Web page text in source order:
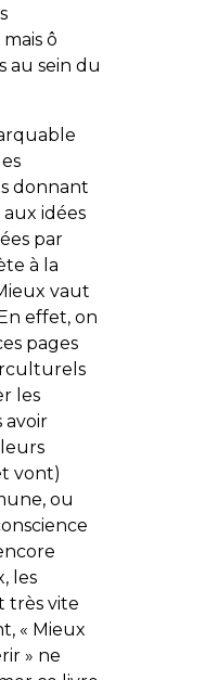
ô
au sein du
donnant
idées
par
à la
vaut
effet, on
pages
les
avoir
vont)
ou
les
très vite
« Mieux
» ne